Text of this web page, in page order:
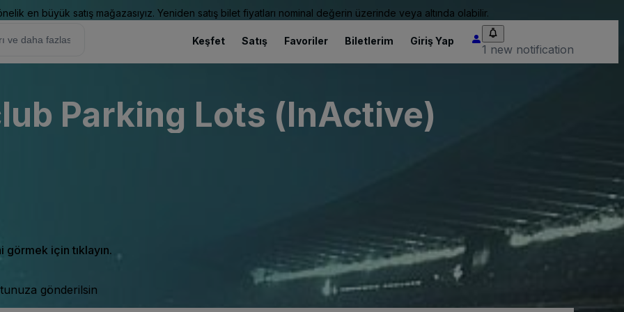
en büyük satış mağazasıyız. Yeniden satış bilet fiyatları nominal değerin üzerinde veya altında olabilir.
Keşfet Satış Favoriler Biletlerim Giriş Yap
1 new notification
Parking Lots (InActive)
için tıklayın.
gönderilsin